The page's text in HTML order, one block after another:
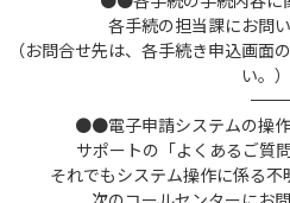
各手続の担当課にお問
（お問合せ先は、各手続き申込画面
い。）
――――――――――――――――――――――――――――――――――――――――――――――――――
●●電子申請システムの操
サポートの「よくあるご質
それでもシステム操作に係る不